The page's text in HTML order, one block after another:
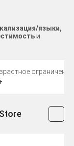
языки,
и
ограничение